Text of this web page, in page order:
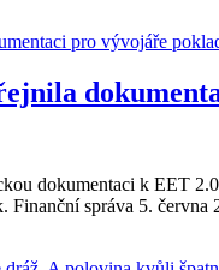
dokumentaci k EET
Finanční správa 5. června